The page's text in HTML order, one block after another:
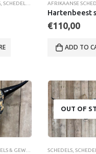
SCHEDELS & GEWEIEN AFRIKAANSE
Hartenbeest
€110,00
ADD TO
& GEWEIEN
OUT OF
SCHEDELS